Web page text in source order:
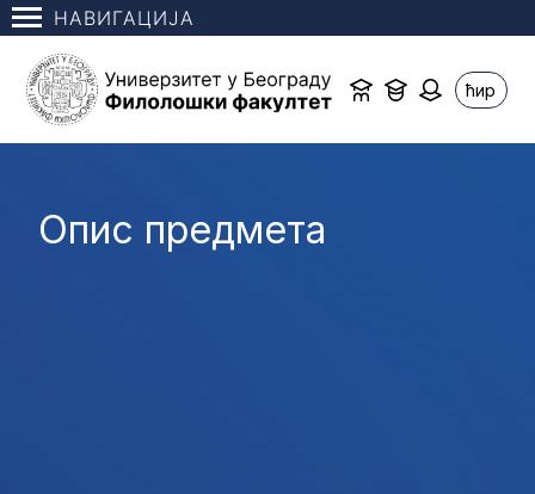
НАВИГАЦИЈА
ћир
Опис предмета